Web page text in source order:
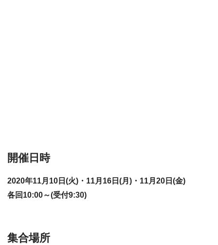
開催日時
2020年11月10日(火)・11月16日(月)・11月20日(金)
各回10:00～(受付9:30)
集合場所